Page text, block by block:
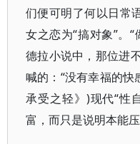
们便可明了何以日常
女之恋为“搞对象”。
德拉小说中，那位进
喊的：“没有幸福的快
承受之轻》)现代“性
富，而只是说明本能